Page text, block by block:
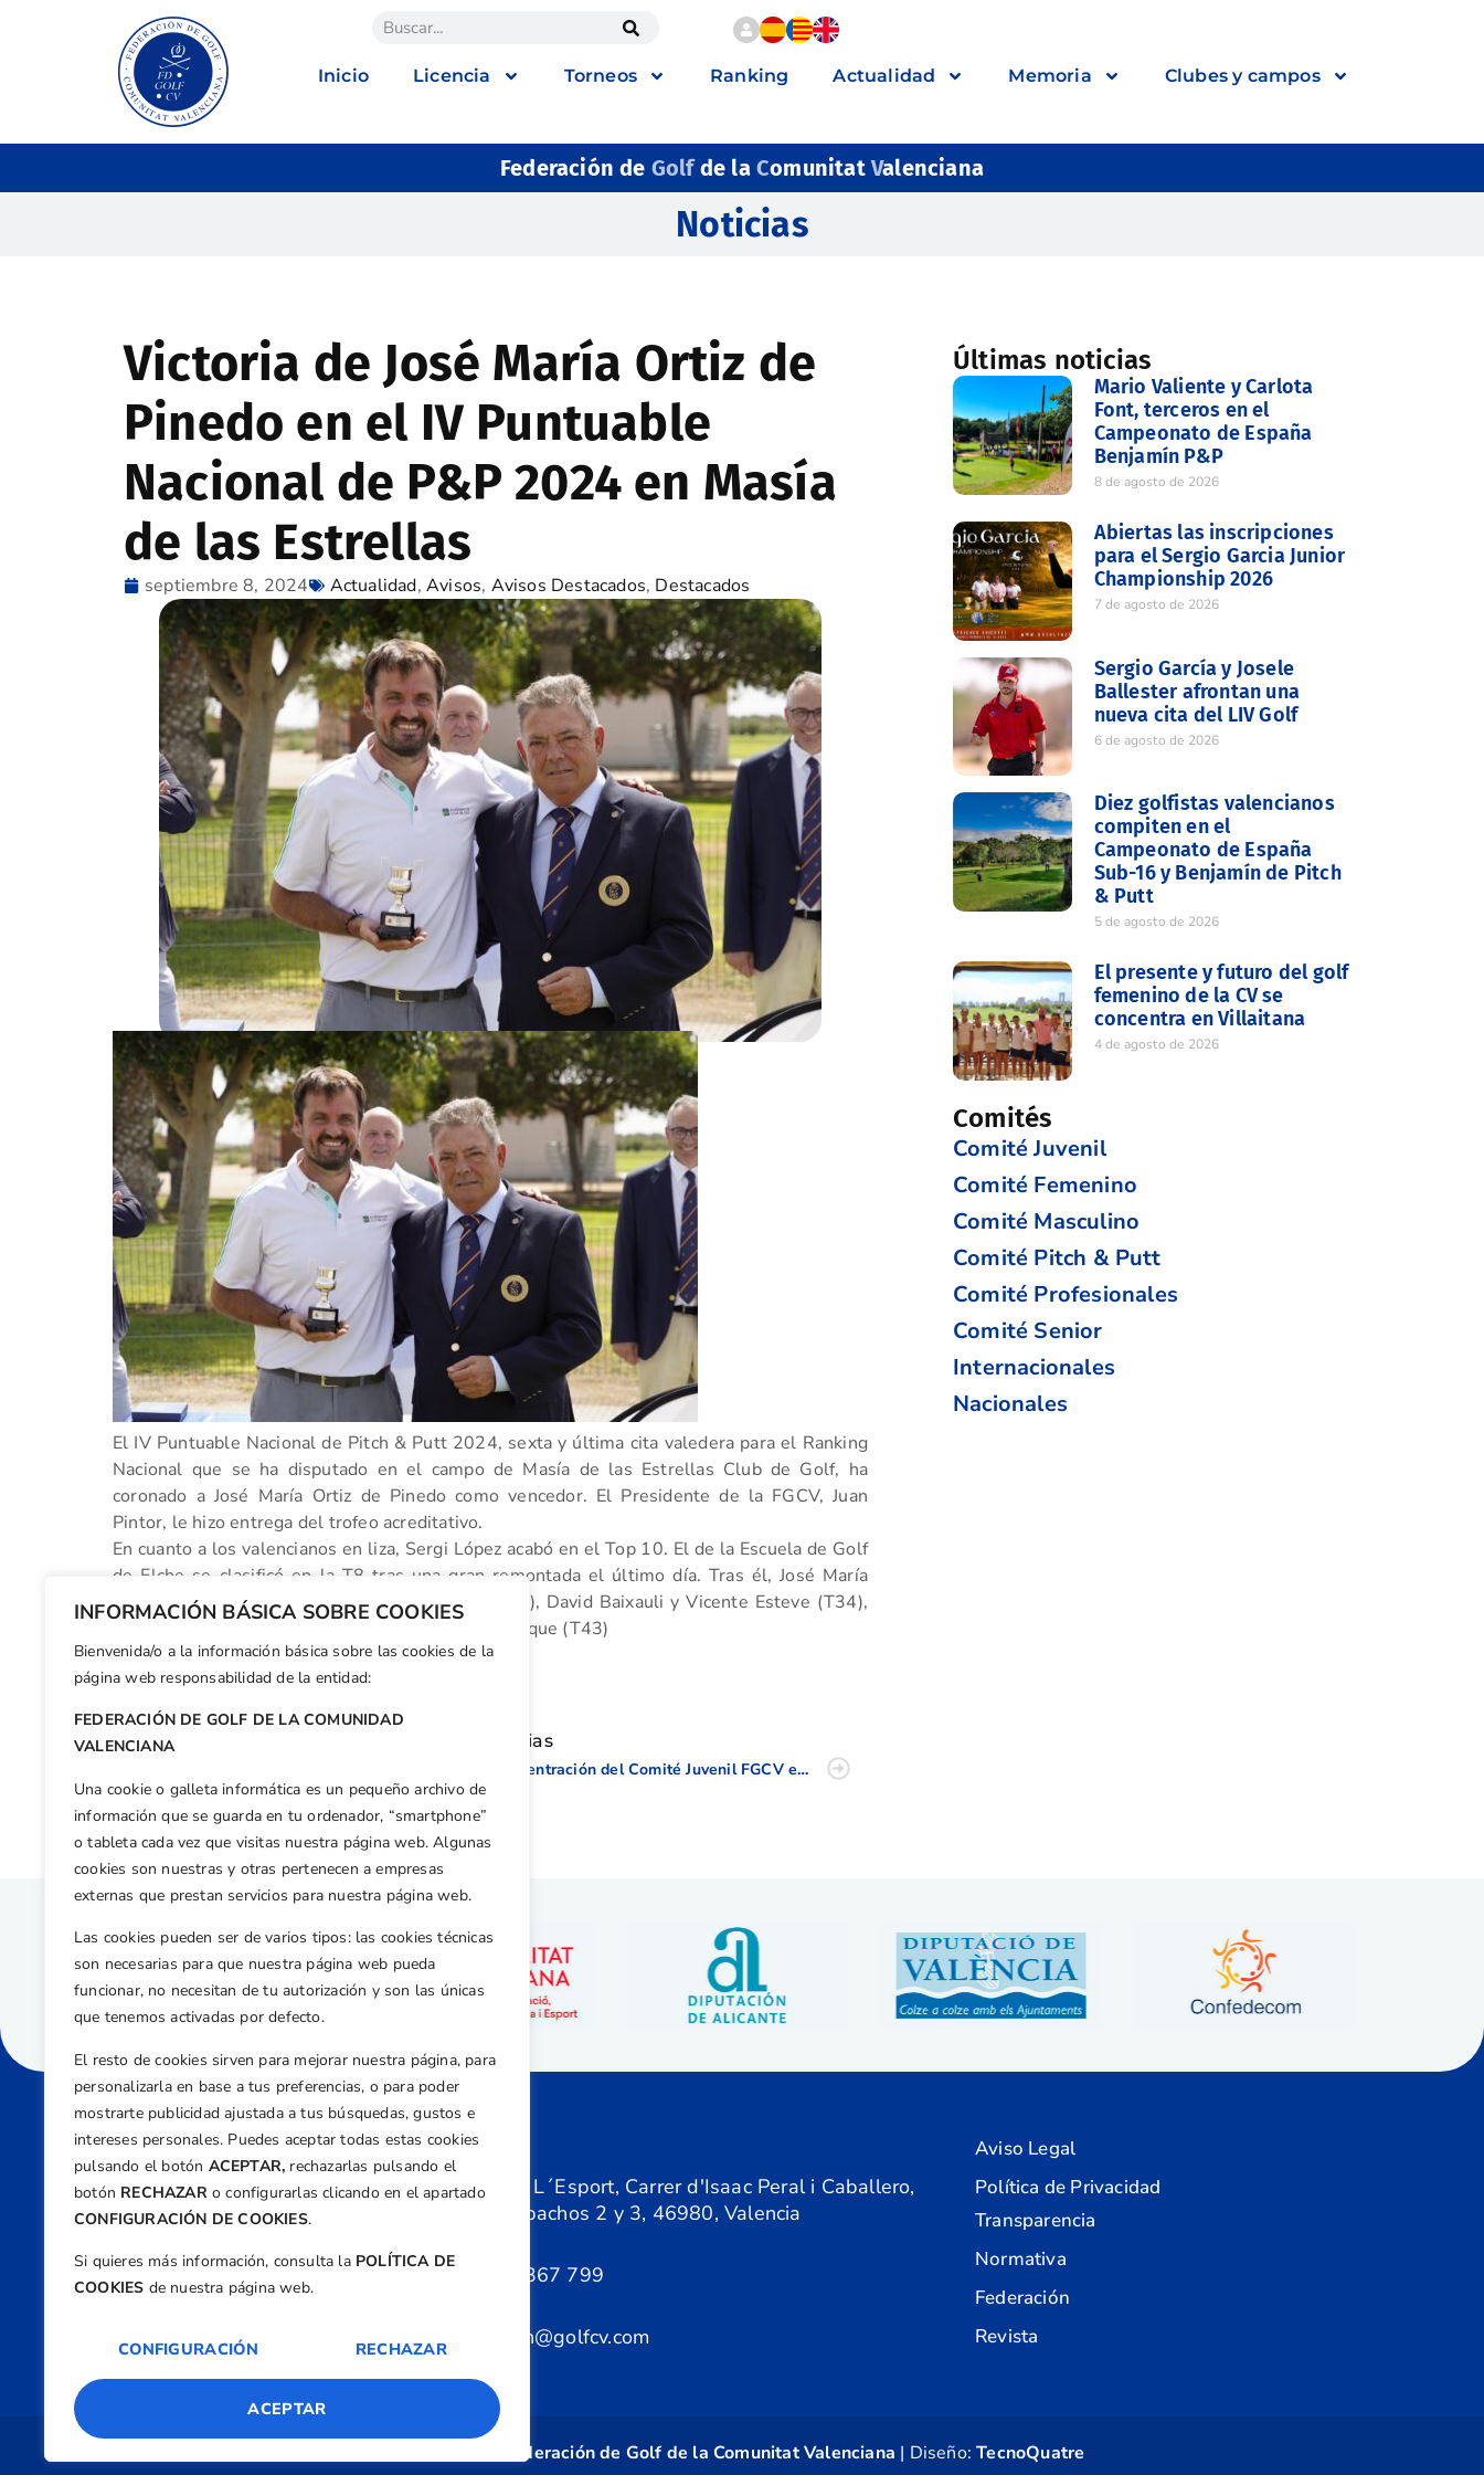
INFORMACIÓN BÁSICA SOBRE COOKIES
Bienvenida/o a la información básica sobre las cookies de la
página web responsabilidad de la entidad:
FEDERACIÓN DE GOLF DE LA COMUNIDAD
VALENCIANA
Una cookie o galleta informática es un pequeño archivo de
información que se guarda en tu ordenador, “smartphone”
o tableta cada vez que visitas nuestra página web. Algunas
cookies son nuestras y otras pertenecen a empresas
externas que prestan servicios para nuestra página web.
Las cookies pueden ser de varios tipos: las cookies técnicas
son necesarias para que nuestra página web pueda
funcionar, no necesitan de tu autorización y son las únicas
que tenemos activadas por defecto.
El resto de cookies sirven para mejorar nuestra página, para
personalizarla en base a tus preferencias, o para poder
mostrarte publicidad ajustada a tus búsquedas, gustos e
intereses personales. Puedes aceptar todas estas cookies
pulsando el botón ACEPTAR, rechazarlas pulsando el
botón RECHAZARo configurarlas clicando en el apartado
CONFIGURACIÓN DE COOKIES.
Si quieres más información, consulta la POLÍTICA DE
COOKIES de nuestra página web.
CONFIGURACIÓN RECHAZAR
ACEPTAR
Inicio Licencia Torneos Ranking Actualidad Memoria Clubes y campos
Federación de Golfde la ComunitatValenciana
Noticias
Victoria de José María Ortiz de
Pinedo en el IV Puntuable
Nacional de P&P 2024 en Masía
de las Estrellas
septiembre 8, 2024 Actualidad,Avisos, Avisos Destacados, Destacados
El IV Puntuable Nacional de Pitch & Putt 2024, sexta y última cita valedera para el Ranking
Nacional que se ha disputado en el campo de Masía de las Estrellas Club de Golf, ha
coronado a José María Ortiz de Pinedo como vencedor. El Presidente de la FGCV, Juan
Pintor, le hizo entrega del trofeo acreditativo.
En cuanto a los valencianos en liza, Sergi López acabó en el Top 10. El de la Escuela de Golf
de Elche se clasificó en la T8 tras una gran remontada el último día. Tras él, José María
Clares (27), Ramón Criado (T30), Jaime Soler (33), David Baixauli y Vicente Esteve (T34),
Lucía Valls (39), Carlos Aparicio (40) y Ricardo Enrique (T43)
Facebook
X WhatsApp
LinkedIn
Email
Otras noticias
Concentración del Comité Juvenil FGCV en Alenda
Últimas noticias
Mario Valiente y Carlota
Font, terceros en el
Campeonato de España
Benjamín P&P
8 de agosto de 2026
Abiertas las inscripciones
para el Sergio Garcia Junior
Championship 2026
7 de agosto de 2026
Sergio García y Josele
Ballester afrontan una
nueva cita del LIV Golf
6 de agosto de 2026
Diez golfistas valencianos
compiten en el
Campeonato de España
Sub-16 y Benjamín de Pitch
& Putt
5 de agosto de 2026
El presente y futuro del golf
femenino de la CV se
concentra en Villaitana
4 de agosto de 2026
Comités
Comité Juvenil
Comité Femenino
Comité Masculino
Comité Pitch & Putt
Comité Profesionales
Comité Senior
Internacionales
Nacionales
Dirección
Centre de L´Esport, Carrer d'Isaac Peral i Caballero,
Nº 5, Despachos 2 y 3, 46980, Valencia
+34 961 367 799
federacion@golfcv.com
Aviso Legal
Política de Privacidad
Transparencia
Normativa
Federación
Revista
Federación de Golf de la Comunitat Valenciana | Diseño:TecnoQuatre